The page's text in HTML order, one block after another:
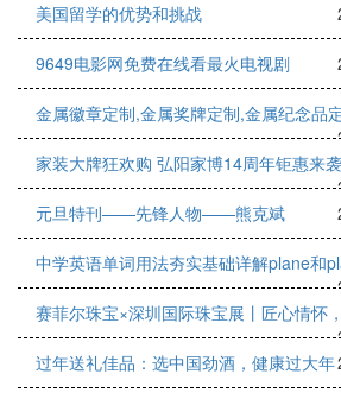
美国留学的优势和挑战
9649电影网免费在线看最火电视剧
金属徽章定制,金属奖牌定制,金属纪念品
家装大牌狂欢购 弘阳家博14周年钜惠来袭
元旦特刊——先锋人物——熊克斌
中学英语单词用法夯实基础详解plane和
赛菲尔珠宝×深圳国际珠宝展丨匠心情怀
过年送礼佳品：选中国劲酒，健康过大年